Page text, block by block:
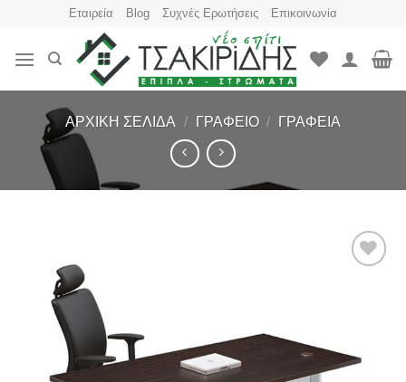
content
Εταιρεία Blog Συχνές Ερωτήσεις Επικοινωνία
ΑΡΧΙΚΉ ΣΕΛΊΔΑ / ΓΡΑΦΕΊΟ / ΓΡΑΦΕΊΑ
επιθυμιών